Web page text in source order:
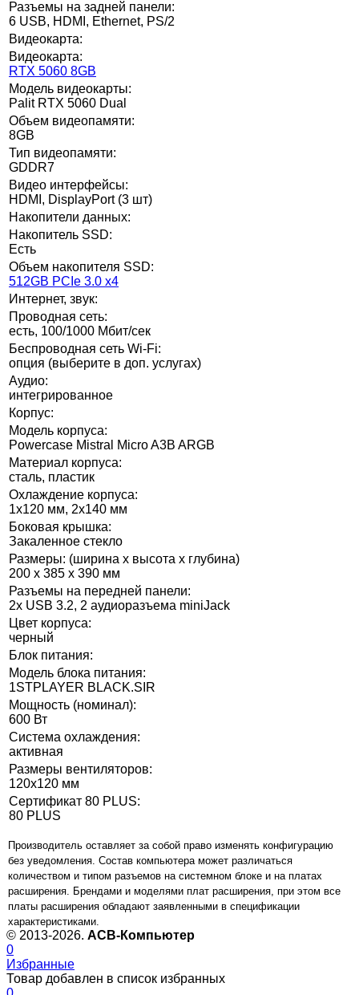
Разъемы на задней панели:
6 USB, HDMI, Ethernet, PS/2
Видеокарта:
Видеокарта:
RTX 5060 8GB
Модель видеокарты:
Palit RTX 5060 Dual
Объем видеопамяти:
8GB
Тип видеопамяти:
GDDR7
Видео интерфейсы:
HDMI, DisplayPort (3 шт)
Накопители данных:
Накопитель SSD:
Есть
Объем накопителя SSD:
512GB PCIe 3.0 x4
Интернет, звук:
Проводная сеть:
есть, 100/1000 Мбит/сек
Беспроводная сеть Wi-Fi:
опция (выберите в доп. услугах)
Аудио:
интегрированное
Корпус:
Модель корпуса:
Powercase Mistral Micro A3B ARGB
Материал корпуса:
сталь, пластик
Охлаждение корпуса:
1х120 мм, 2х140 мм
Боковая крышка:
Закаленное стекло
Размеры: (ширина x высота x глубина)
200 x 385 x 390 мм
Разъемы на передней панели:
2x USB 3.2, 2 аудиоразъема miniJack
Цвет корпуса:
черный
Блок питания:
Модель блока питания:
1STPLAYER BLACK.SIR
Мощность (номинал):
600 Вт
Система охлаждения:
активная
Размеры вентиляторов:
120x120 мм
Сертификат 80 PLUS:
80 PLUS
Производитель оставляет за собой право изменять конфигурацию
без уведомления. Состав компьютера может различаться
количеством и типом разъемов на системном блоке и на платах
расширения. Брендами и моделями плат расширения, при этом все
платы расширения обладают заявленными в спецификации
характеристиками.
© 2013-2026. ACB-Компьютер
0
Избранные
Товар добавлен в список избранных